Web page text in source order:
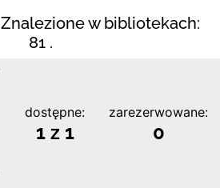
Znalezione w bibliotekach:
81 .
dostępne:
1 z 1
zarezerwowane:
0